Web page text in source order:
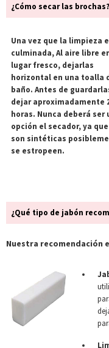
¿Cómo secar las brochas?
Una vez que la limpieza
culminada, Al aire libre
lugar fresco, dejarlas
horizontal en una toalla
baño. Antes de
dejar aproximadamente
horas. Nunca deberá ser
opción el secador, ya
son sintéticas
se estropeen.
¿Qué tipo de jabón
Nuestra recomendación